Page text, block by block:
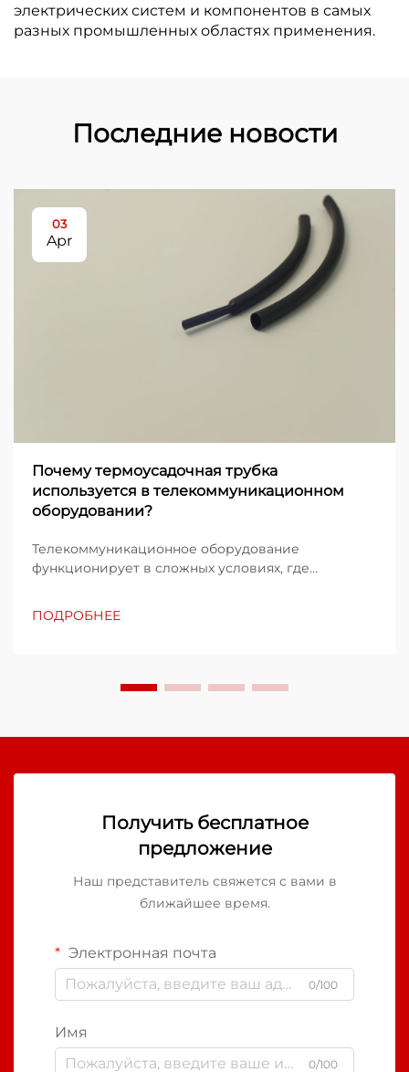
электрических систем и компонентов в самых
разных промышленных областях применения.
Последние новости
03
Apr
Почему термоусадочная трубка
используется в телекоммуникационном
оборудовании?
Телекоммуникационное оборудование
функционирует в сложных условиях, где
Защита кабелей, проводов и соединений
ПОДРОБНЕЕ
Получить бесплатное
предложение
Наш представитель свяжется с вами в
ближайшее время.
Электронная почта
0/100
Имя
0/100